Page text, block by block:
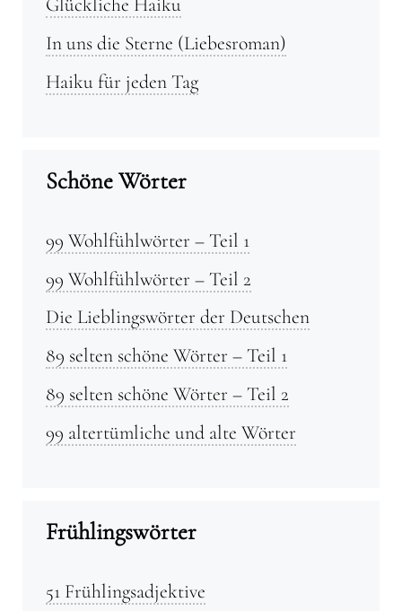
In uns die Sterne (Liebesroman)
Haiku für jeden Tag
Schöne Wörter
99 Wohlfühlwörter – Teil 1
99 Wohlfühlwörter – Teil 2
Die Lieblingswörter der Deutschen
89 selten schöne Wörter – Teil 1
89 selten schöne Wörter – Teil 2
99 altertümliche und alte Wörter
Frühlingswörter
51 Frühlingsadjektive